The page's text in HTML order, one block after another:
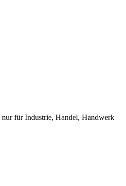
nur für Industrie, Handel, Handwerk